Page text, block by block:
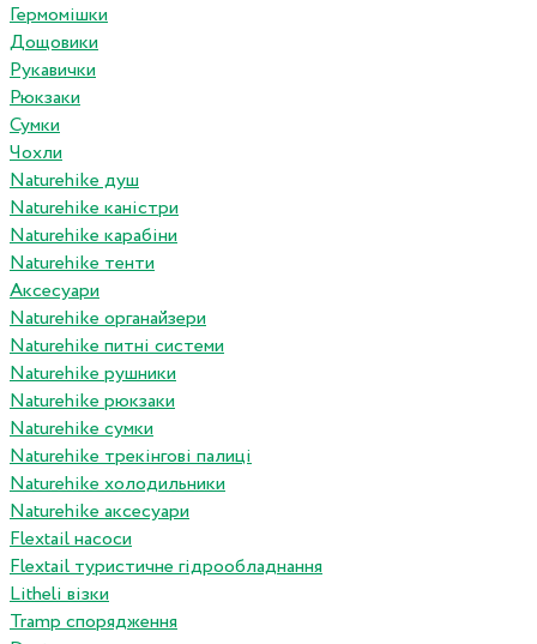
Гермомішки
Дощовики
Рукавички
Рюкзаки
Сумки
Чохли
Naturehike душ
Naturehike каністри
Naturehike карабіни
Naturehike тенти
Аксесуари
Naturehike органайзери
Naturehike питні системи
Naturehike рушники
Naturehike рюкзаки
Naturehike сумки
Naturehike трекінгові палиці
Naturehike холодильники
Naturehike аксесуари
Flextail насоси
Flextail туристичне гідрообладнання
Litheli візки
Tramp спорядження